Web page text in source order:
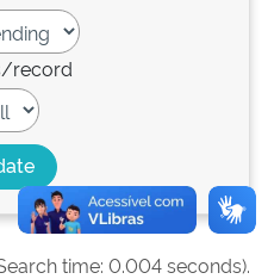
record
time: 0.004 seconds).